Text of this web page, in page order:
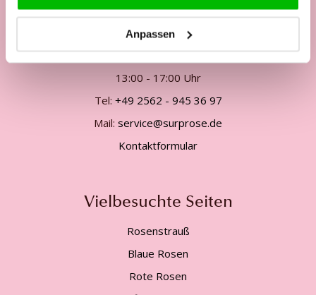
Anpassen
Telefonisch Mo. - Fr. von
09:00 - 12:00 Uhr
13:00 - 17:00 Uhr
Tel: +49 2562 - 945 36 97
Mail: service@surprose.de
Kontaktformular
Vielbesuchte Seiten
Rosenstrauß
Blaue Rosen
Rote Rosen